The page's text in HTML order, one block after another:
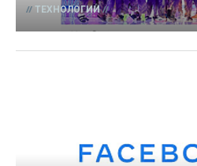
ТЕХНОЛОГИИ